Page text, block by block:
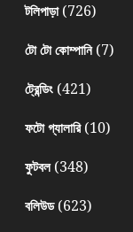
টলিপাড়া(726)
টো টো কোম্পানি(7)
ট্রেন্ডিং(421)
ফটো গ্যালারি(10)
ফুটবল(348)
বলিউড(623)